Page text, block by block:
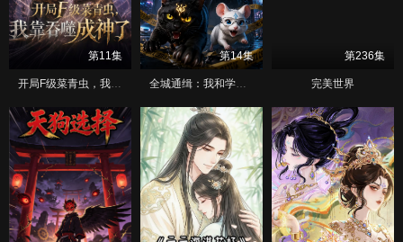
第11集
开局F级菜青虫，我靠吞噬成神了
第14集
全城通缉：我和学霸的夺命猫鼠局
第236集
完美世界